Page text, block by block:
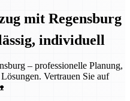
mit Regensburg
individuell
– professionelle Planung,
Vertrauen Sie auf